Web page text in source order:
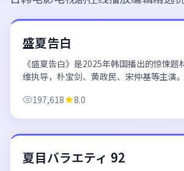
韩国
盛夏告白
《盛夏告白》是2025年韩国播出的惊悚题
维执导，朴宝剑、黄政民、宋仲基等主演
进。 欢迎通过日韩电影电视剧在线播...
197,618 8.0
日本
夏目バラエティ 92